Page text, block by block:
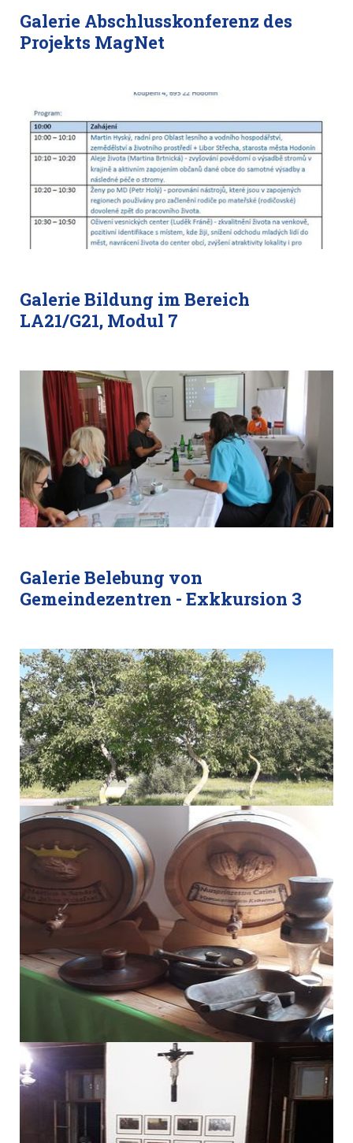
Galerie Abschlusskonferenz des
Projekts MagNet
Galerie Bildung im Bereich
LA21/G21, Modul 7
Galerie Belebung von
Gemeindezentren - Exkkursion 3